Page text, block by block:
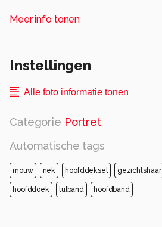
Alle rechten voorbehouden
Meer info tonen
Instellingen
Alle foto informatie tonen
Categorie Portret
Automatische tags
mouw nek hoofddeksel gezichtshaar
hoofddoek tulband hoofdband